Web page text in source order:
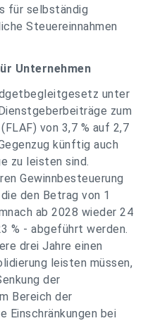
für selbständig
Steuereinnahmen
Unternehmen
unter
zum
von 3,7 % auf 2,7
künftig auch
zu leisten sind.
Gewinnbesteuerung
den Betrag von 1
ab 2028 wieder 24
% - abgeführt werden.
drei Jahre einen
leisten müssen,
der
Bereich der
bei